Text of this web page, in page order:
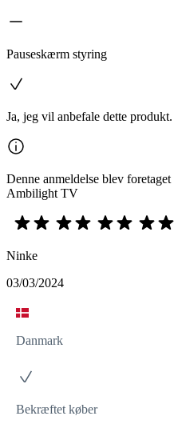
Pauseskærm styring
Ja, jeg vil anbefale dette produkt.
Denne anmeldelse blev
Ambilight TV
Ninke
03/03/2024
Danmark
Bekræftet køber